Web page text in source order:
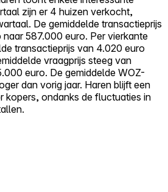
zijn er 4 huizen verkocht,
De gemiddelde transactieprijs
587.000 euro. Per vierkante
transactieprijs van 4.020 euro
vraagprijs steeg van
euro. De gemiddelde WOZ-
dan vorig jaar. Haren blijft een
kopers, ondanks de fluctuaties in